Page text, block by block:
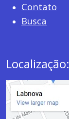
Contato
Busca
Localização: